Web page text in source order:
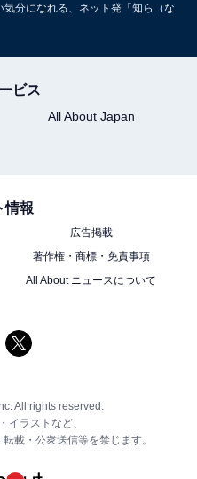
分になれる、ネット発「知ら（な
ビス
All About Japan
情報
広告掲載
著作権・商標・免責事項
All About ニュースについて
All rights reserved.
イラストなど、
載・公衆送信等を禁じます。